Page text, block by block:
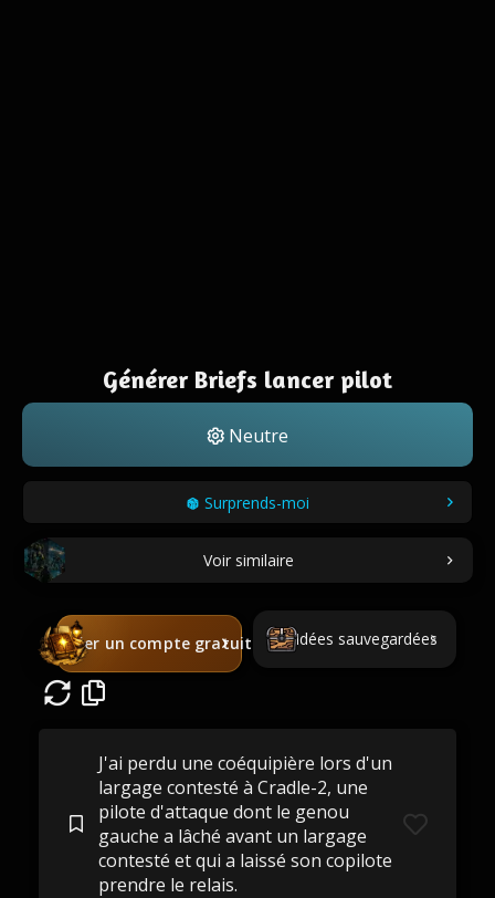
Générer Briefs lancer pilot
Neutre
Surprends-moi
Voir similaire
Créer un compte gratuit Idées sauvegardées
J'ai perdu une coéquipière lors d'un
largage contesté à Cradle-2, une
pilote d'attaque dont le genou
gauche a lâché avant un largage
contesté et qui a laissé son copilote
prendre le relais.